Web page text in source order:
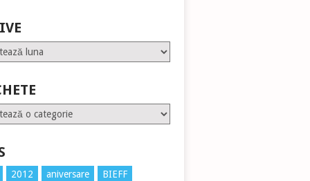
2012 aniversare
BIEFF